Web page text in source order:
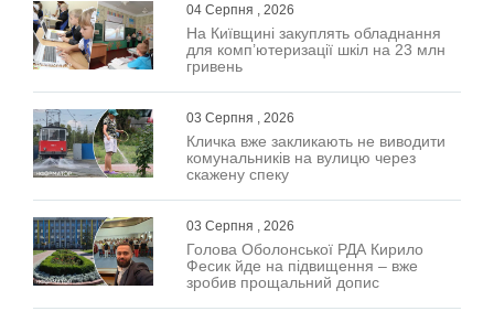
04 Серпня , 2026
На Київщині закуплять обладнання
для комп’ютеризації шкіл на 23 млн
гривень
03 Серпня , 2026
Кличка вже закликають не виводити
комунальників на вулицю через
скажену спеку
03 Серпня , 2026
Голова Оболонської РДА Кирило
Фесик йде на підвищення – вже
зробив прощальний допис